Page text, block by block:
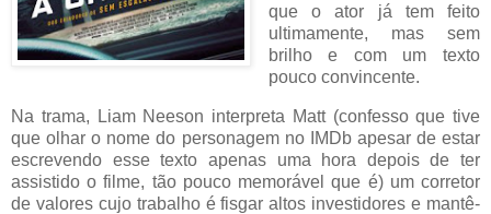
que o ator já tem feito
ultimamente, mas sem
brilho e com um texto
pouco convincente.
Na trama, Liam Neeson interpreta Matt (confesso que tive
que olhar o nome do personagem no IMDb apesar de estar
escrevendo esse texto apenas uma hora depois de ter
assistido o filme, tão pouco memorável que é) um corretor
de valores cujo trabalho é fisgar altos investidores e mantê-